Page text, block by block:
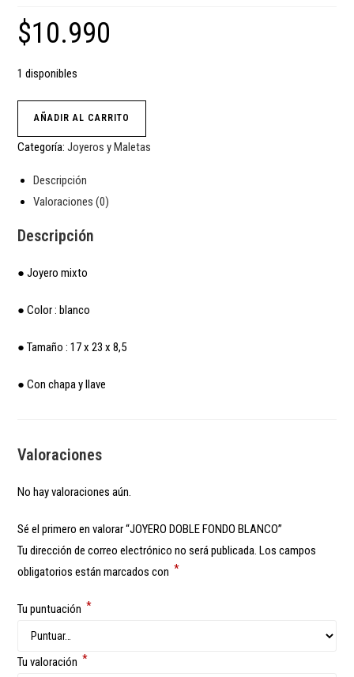
$10.990
1 disponibles
AÑADIR AL CARRITO
Categoría:Joyeros y Maletas
Descripción
Valoraciones (0)
Descripción
● Joyero mixto
● Color : blanco
● Tamaño : 17 x 23 x 8,5
● Con chapa y llave
Valoraciones
No hay valoraciones aún.
Sé el primero en valorar “JOYERO DOBLE FONDO BLANCO”
Tu dirección de correo electrónico no será publicada. Los campos
obligatorios están marcados con *
Tu puntuación *
Tu valoración *